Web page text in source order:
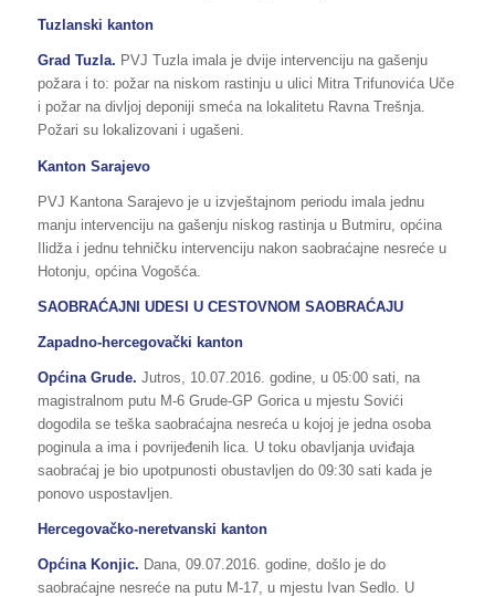
Tuzlanski kanton
Grad Tuzla. PVJ Tuzla imala je dvije intervenciju na gašenju
požara i to: požar na niskom rastinju u ulici Mitra Trifunovića Uče
i požar na divljoj deponiji smeća na lokalitetu Ravna Trešnja.
Požari su lokalizovani i ugašeni.
Kanton Sarajevo
PVJ Kantona Sarajevo je u izvještajnom periodu imala jednu
manju intervenciju na gašenju niskog rastinja u Butmiru, općina
Ilidža i jednu tehničku intervenciju nakon saobraćajne nesreće u
Hotonju, općina Vogošća.
SAOBRAĆAJNI UDESI U CESTOVNOM SAOBRAĆAJU
Zapadno-hercegovački kanton
Općina Grude. Jutros, 10.07.2016. godine, u 05:00 sati, na
magistralnom putu M-6 Grude-GP Gorica u mjestu Sovići
dogodila se teška saobraćajna nesreća u kojoj je jedna osoba
poginula a ima i povrijeđenih lica. U toku obavljanja uviđaja
saobraćaj je bio upotpunosti obustavljen do 09:30 sati kada je
ponovo uspostavljen.
Hercegovačko-neretvanski kanton
Općina Konjic. Dana, 09.07.2016. godine, došlo je do
saobraćajne nesreće na putu M-17, u mjestu Ivan Sedlo. U